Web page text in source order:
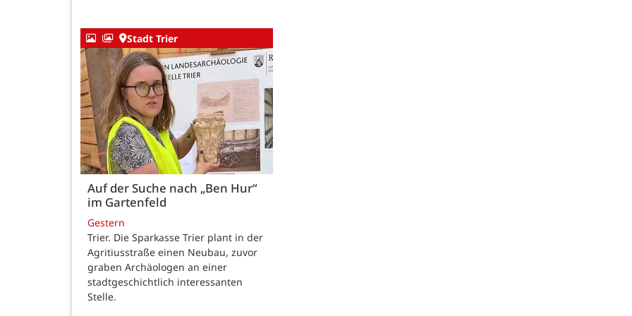
Stadt Trier
Auf der Suche nach „Ben Hur“
im Gartenfeld
Gestern
Trier. Die Sparkasse Trier plant in der
Agritiusstraße einen Neubau, zuvor
graben Archäologen an einer
stadtgeschichtlich interessanten
Stelle.